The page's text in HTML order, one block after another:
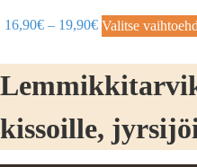
16,90€ – 19,90€ Valitse
kissoille,